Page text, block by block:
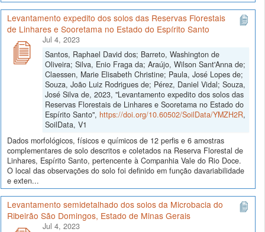
Levantamento expedito dos solos das Reservas Florestais
de Linhares e Sooretama no Estado do Espírito Santo
Jul 4, 2023
Santos, Raphael David dos; Barreto, Washington de
Oliveira; Silva, Enio Fraga da; Araújo, Wilson Sant'Anna de;
Claessen, Marie Elisabeth Christine; Paula, José Lopes de;
Souza, João Luiz Rodrigues de; Pérez, Daniel Vidal; Souza,
José Silva de, 2023, "Levantamento expedito dos solos das
Reservas Florestais de Linhares e Sooretama no Estado do
Espírito Santo", https://doi.org/10.60502/SoilData/YMZH2R,
SoilData, V1
Dados morfológicos, físicos e químicos de 12 perfis e 6 amostras
complementares de solo descritos e coletados na Reserva Florestal de
Linhares, Espírito Santo, pertencente à Companhia Vale do Rio Doce.
O local das observações do solo foi definido em função davariabilidade
e exten...
Levantamento semidetalhado dos solos da Microbacia do
Ribeirão São Domingos, Estado de Minas Gerais
Jul 4, 2023